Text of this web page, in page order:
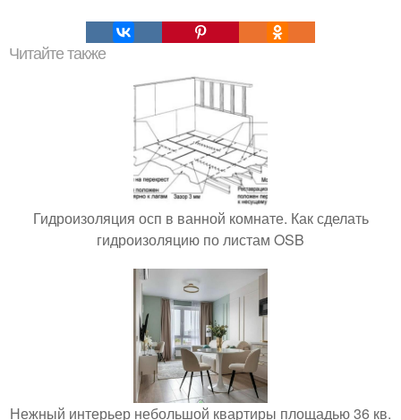
Читайте также
Гидроизоляция осп в ванной комнате. Как сделать
гидроизоляцию по листам OSB
Нежный интерьер небольшой квартиры площадью 36 кв.